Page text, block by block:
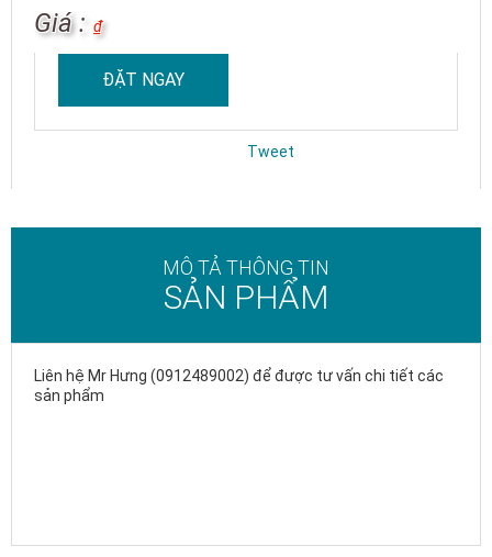
Giá : ₫
ĐẶT NGAY
Tweet
MÔ TẢ THÔNG TIN
SẢN PHẨM
Liên hệ Mr Hưng (0912489002) để được tư vấn chi tiết các
sản phẩm